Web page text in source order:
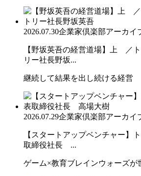
2026.07.30企業家倶楽部アーカイ
【野坂英吾の経営道場】上 ／
リー社長野坂...
継続して結果を出し続ける経営
2026.07.29企業家倶楽部アーカイ
【スタートアップベンチャー】
取締役社長 ...
ゲーム×教育ブレインウォーズが